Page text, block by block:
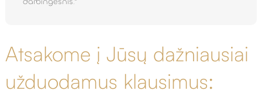
Atsakome į Jūsų dažniausiai
užduodamus klausimus: